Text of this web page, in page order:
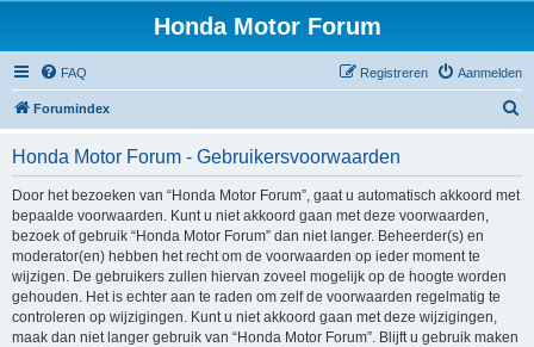
Honda Motor Forum
FAQ Aanmelden
Registreren
Forumindex
Honda Motor Forum - Gebruikersvoorwaarden
Door het bezoeken van “Honda Motor Forum”, gaat u automatisch akkoord met
bepaalde voorwaarden. Kunt u niet akkoord gaan met deze voorwaarden,
bezoek of gebruik “Honda Motor Forum” dan niet langer. Beheerder(s) en
moderator(en) hebben het recht om de voorwaarden op ieder moment te
wijzigen. De gebruikers zullen hiervan zoveel mogelijk op de hoogte worden
gehouden. Het is echter aan te raden om zelf de voorwaarden regelmatig te
controleren op wijzigingen. Kunt u niet akkoord gaan met deze wijzigingen,
maak dan niet langer gebruik van “Honda Motor Forum”. Blijft u gebruik maken